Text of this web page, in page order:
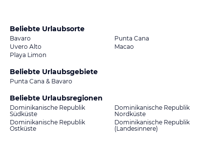
Beliebte Urlaubsorte
Bavaro
Punta Cana
Uvero Alto
Macao
Playa Limon
Beliebte Urlaubsgebiete
Punta Cana & Bavaro
Beliebte Urlaubsregionen
Dominikanische Republik
Südküste
Dominikanische Republik
Nordküste
Dominikanische Republik
Ostküste
Dominikanische Republik
(Landesinnere)